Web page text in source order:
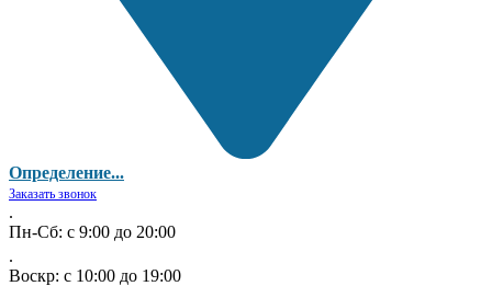
Определение...
Заказать звонок
.
Пн-Сб: с 9:00 до 20:00
.
Воскр: с 10:00 до 19:00